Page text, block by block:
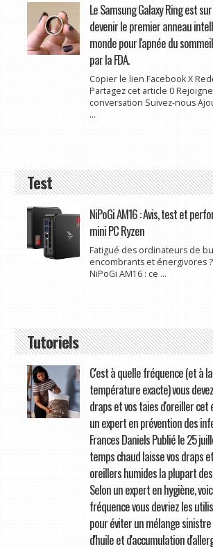
Le Samsung Galaxy Ring est
devenir le premier anneau
monde pour l'apnée du
par la FDA.
Copier le lien Facebook X
Partagez cet article 0
conversation Suivez-nous
...
Test
NiPoGi AM16 : Avis, test et
mini PC Ryzen
Fatigué des ordinateurs de
encombrants et énergivores
NiPoGi AM16 : ce ...
Tutoriels
C'est à quelle fréquence (et à la
température exacte) vous
draps et vos taies d'oreiller cet
un expert en prévention des
Frances Daniels Publié le 25
temps chaud laisse vos draps
oreillers humides la plupart
Selon un expert en hygiène,
fréquence vous devriez les
pour éviter un mélange sinistre
d'huile et d'accumulation